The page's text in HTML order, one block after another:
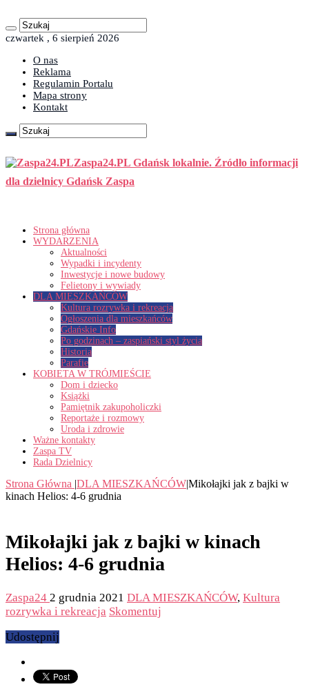
czwartek , 6 sierpień 2026
O nas
Reklama
Regulamin Portalu
Mapa strony
Kontakt
Zaspa24.PL Gdańsk lokalnie. Źródło informacji
dla dzielnicy Gdańsk Zaspa
Strona główna
WYDARZENIA
Aktualności
Wypadki i incydenty
Inwestycje i nowe budowy
Felietony i wywiady
DLA MIESZKAŃCÓW
Kultura rozrywka i rekreacja
Ogłoszenia dla mieszkańców
Gdańskie Info
Po godzinach – zaspiański styl życia
Historia
Parafie
KOBIETA W TRÓJMIEŚCIE
Dom i dziecko
Książki
Pamiętnik zakupoholiczki
Reportaże i rozmowy
Uroda i zdrowie
Ważne kontakty
Zaspa TV
Rada Dzielnicy
Strona Główna |DLA MIESZKAŃCÓW|Mikołajki jak z bajki w
kinach Helios: 4-6 grudnia
Mikołajki jak z bajki w kinach
Helios: 4-6 grudnia
Zaspa24 2 grudnia 2021 DLA MIESZKAŃCÓW, Kultura
rozrywka i rekreacja Skomentuj
Udostępnij